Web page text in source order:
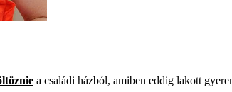
a családi házból, amiben eddig lakott